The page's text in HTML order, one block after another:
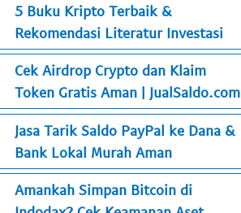
5 Buku Kripto Terbaik &
Rekomendasi Literatur Investasi
Cek Airdrop Crypto dan Klaim
Token Gratis Aman | JualSaldo.com
Jasa Tarik Saldo PayPal ke Dana &
Bank Lokal Murah Aman
Amankah Simpan Bitcoin di